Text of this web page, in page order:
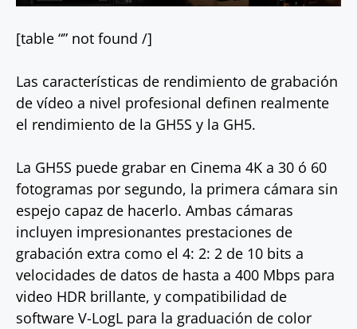
[table “” not found /]
Las características de rendimiento de grabación
de vídeo a nivel profesional definen realmente
el rendimiento de la GH5S y la GH5.
La GH5S puede grabar en Cinema 4K a 30 ó 60
fotogramas por segundo, la primera cámara sin
espejo capaz de hacerlo. Ambas cámaras
incluyen impresionantes prestaciones de
grabación extra como el 4: 2: 2 de 10 bits a
velocidades de datos de hasta a 400 Mbps para
video HDR brillante, y compatibilidad de
software V-LogL para la graduación de color